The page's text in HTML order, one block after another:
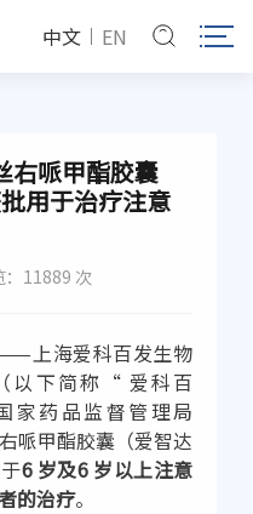
中文 EN
右哌甲酯胶囊
用于治疗注意
：11889 次
上海爱科百发生物
以下简称“ 爱科百
家药品监督管理局
哌甲酯胶囊（爱智达
6 岁及6 岁以上注意
的治疗。